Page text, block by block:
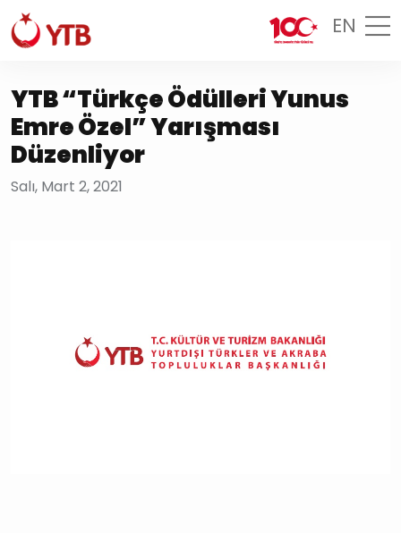
EN
YTB “Türkçe Ödülleri Yunus
Emre Özel” Yarışması
Düzenliyor
Salı, Mart 2, 2021